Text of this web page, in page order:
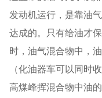
发动机运行，是靠油
达成的。只有给油才
时，油气混合物中，
（化油器车可以同时
高煤峰挥混合物中油